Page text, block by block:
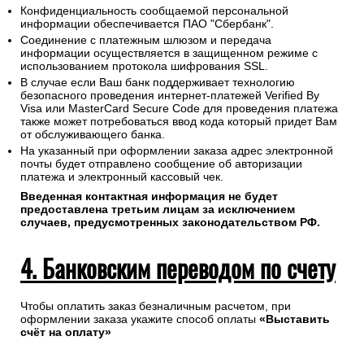
Конфиденциальность сообщаемой персональной
информации обеспечивается ПАО "Сбербанк".
Соединение с платежным шлюзом и передача
информации осуществляется в защищенном режиме с
использованием протокола шифрования SSL.
В случае если Ваш банк поддерживает технологию
безопасного проведения интернет-платежей Verified By
Visa или MasterCard Secure Code для проведения платежа
также может потребоваться ввод кода который придет Вам
от обслуживающего банка.
На указанный при оформлении заказа адрес электронной
почты будет отправлено сообщение об авторизации
платежа и электронный кассовый чек.
Введенная контактная информация не будет
предоставлена третьим лицам за исключением
случаев, предусмотренных законодательством РФ.
4. Банковским переводом по счету
Чтобы оплатить заказ безналичным расчетом, при
оформлении заказа укажите способ оплаты «Выставить
счёт на оплату»